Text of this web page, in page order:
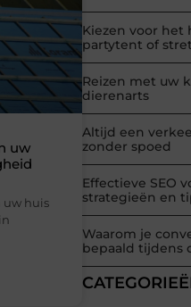
Kiezen voor het
partytent of
Reizen met uw
dierenarts
Altijd een
zonder spoed
Effectieve SEO
strategieën en
Waarom je
bepaald tijdens
uw
uw huis